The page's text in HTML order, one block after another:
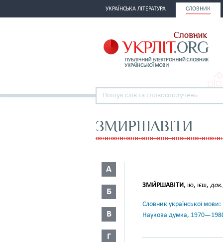
УКРАЇНСЬКА ЛІТЕРАТУРА СЛОВНИК
ЗМИРШАВІТИ
А
Б
В
Г
ЗМИ́РШАВІТИ, ію, ієш,
Словник української
Наукова думка,